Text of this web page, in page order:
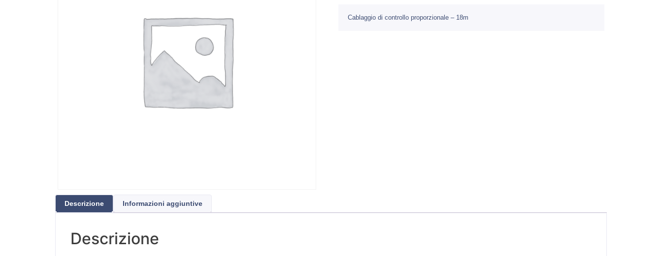
Cablaggio di controllo proporzionale – 18m
Descrizione Informazioni aggiuntive
Descrizione